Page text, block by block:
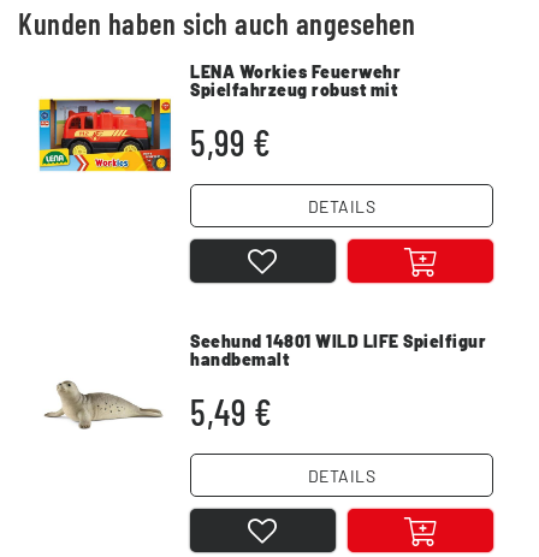
Kunden haben sich auch angesehen
LENA Workies Feuerwehr
Spielfahrzeug robust mit
5,99 €
DETAILS
Seehund 14801 WILD LIFE Spielfigur
handbemalt
5,49 €
DETAILS